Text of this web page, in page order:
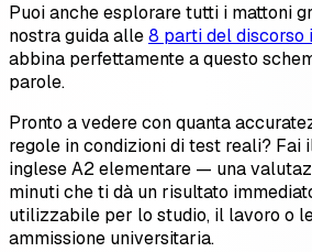
Puoi anche esplorare tutti i mattoni
nostra guida alle8 parti del discorso
abbina perfettamente a questo
parole.
Pronto a vedere con quanta
regole in condizioni di test reali? Fai
inglese A2 elementare — una
minuti che ti dà un risultato
utilizzabile per lo studio, il lavoro o
ammissione universitaria.